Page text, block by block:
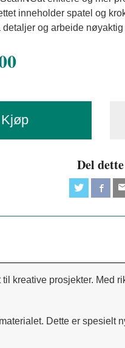
inneholder spatel og
detaljer og arbeide
Kjøp
Del dette
kreative prosjekter. Med
Dette er spesielt